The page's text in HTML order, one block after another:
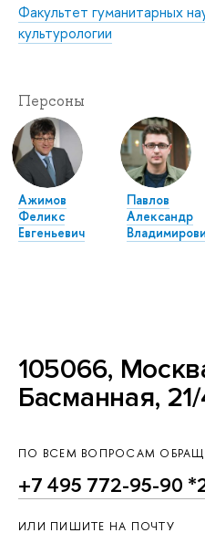
Факультет гуманитарных
культурологии
Персоны
Ажимов
Феликс
Евгеньевич
Павлов
Александр
105066,
Басманная,
ПО ВСЕМ ВОПРОСАМ
+7 495 772-95-90
ИЛИ ПИШИТЕ НА ПОЧТУ